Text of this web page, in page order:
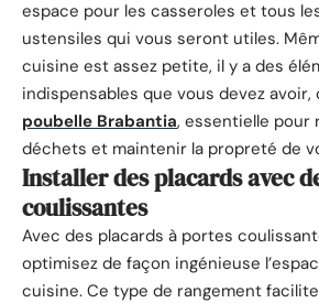
espace pour les casseroles et tous
ustensiles qui vous seront utiles.
cuisine est assez petite, il y a des
indispensables que vous devez avoir,
poubelle Brabantia, essentielle pour
déchets et maintenir la propreté de
Installer des placards avec
coulissantes
Avec des placards à portes
optimisez de façon ingénieuse
cuisine. Ce type de rangement